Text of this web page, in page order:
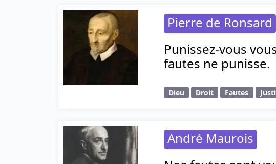
Pierre de Ronsard
Punissez-vous
fautes ne punisse.
Dieu Droit Fautes
André Maurois